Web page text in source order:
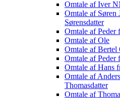
Omtale af Iver
Omtale af Søren
Sørensdatter
Omtale af Peder
Omtale af Ole
Omtale af Bertel
Omtale af Peder
Omtale af Hans
Omtale af
Thomasdatter
Omtale af